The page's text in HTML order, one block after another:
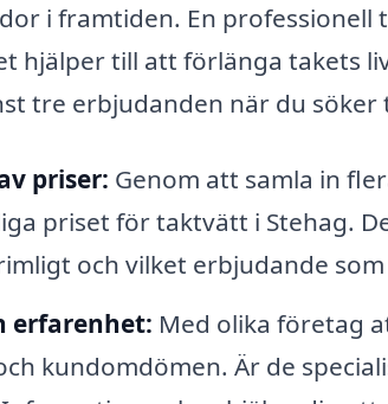
i framtiden. En
hjälper till att förlänga takets
tre erbjudanden när du
priser: Genom att samla in
priset för taktvätt i Stehag.
och vilket erbjudande
erfarenhet: Med olika företag
kundomdömen. Är de